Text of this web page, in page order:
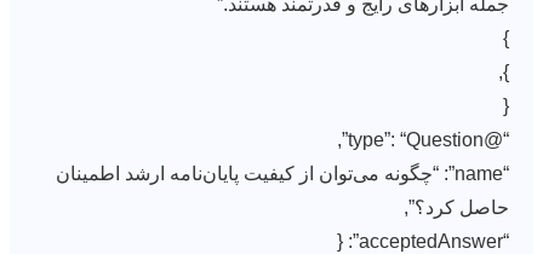
جمله ابزارهای رایج و قدرتمند هستند.”
}
},
{
“@type”: “Question”,
“name”: “چگونه می‌توان از کیفیت پایان‌نامه ارشد اطمینان
حاصل کرد؟”,
“acceptedAnswer”: {